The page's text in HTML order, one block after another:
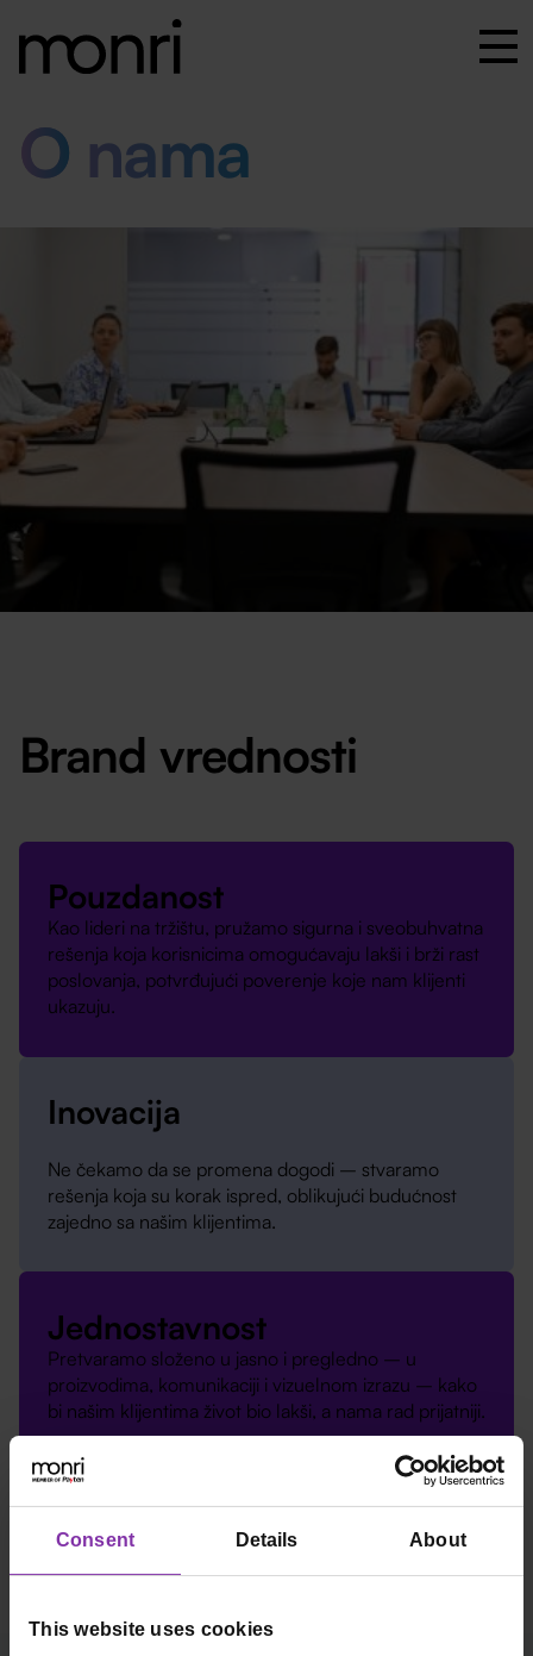
Consent Details About
This website uses cookies
O nama
Brand vrednosti
Pouzdanost
Kao lideri na tržištu, pružamo sigurna i sveobuhvatna
rešenja koja korisnicima omogućavaju lakši i brži rast
poslovanja, potvrđujući poverenje koje nam klijenti
ukazuju.
Inovacija
Ne čekamo da se promena dogodi – stvaramo
rešenja koja su korak ispred, oblikujući budućnost
zajedno sa našim klijentima.
Jednostavnost
Pretvaramo složeno u jasno i pregledno – u
proizvodima, komunikaciji i vizuelnom izrazu – kako
bi našim klijentima život bio lakši, a nama rad prijatniji.